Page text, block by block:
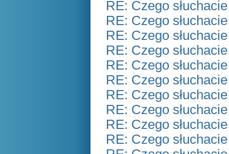
RE: Czego
RE: Czego
RE: Czego
RE: Czego
RE: Czego
RE: Czego
RE: Czego
RE: Czego
RE: Czego
RE: Czego